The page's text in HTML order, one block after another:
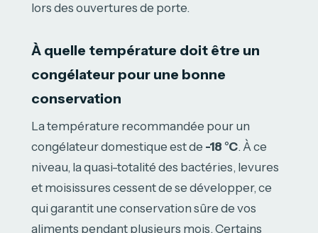
lors des ouvertures de porte.
À quelle température doit être un
congélateur pour une bonne
conservation
La température recommandée pour un
congélateur domestique est de -18 °C. À ce
niveau, la quasi-totalité des bactéries, levures
et moisissures cessent de se développer, ce
qui garantit une conservation sûre de vos
aliments pendant plusieurs mois. Certains